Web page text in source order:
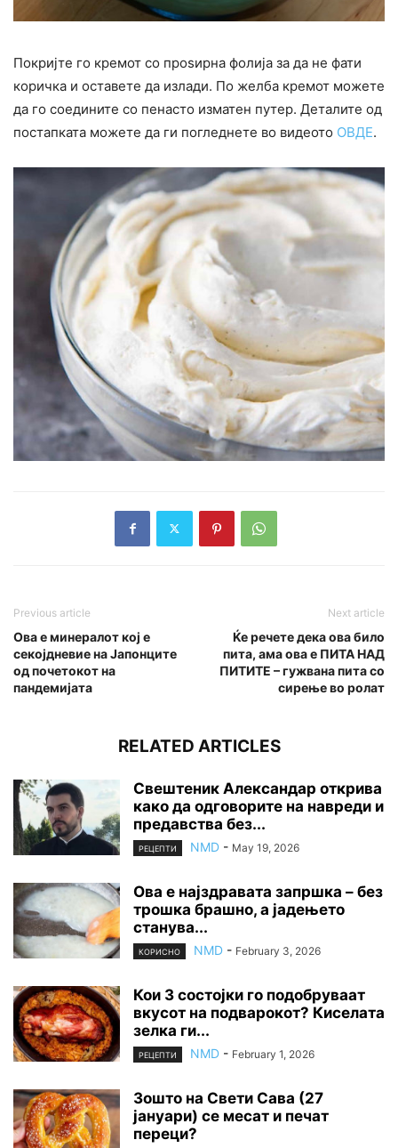
Покријте го кремот со проѕирна фолија за да не фати
коричка и оставете да излади. По желба кремот можете
да го соедините со пенасто изматен путер. Деталите од
постапката можете да ги погледнете во видеото ОВДЕ.
Previous article
Ова е минералот кој е
секојдневие на Јапонците
од почетокот на
пандемијата
Next article
Ќе речете дека ова било
пита, ама ова е ПИТА НАД
ПИТИТЕ – гужвана пита со
сирење во ролат
RELATED ARTICLES
Свештеник Александар открива
како да одговорите на навреди и
предавства без...
РЕЦЕПТИ NMD - May 19, 2026
Ова е најздравата запршка – без
трошка брашно, а јадењето
станува...
КОРИСНО NMD - February 3, 2026
Кои 3 состојки го подобруваат
вкусот на подварокот? Киселата
зелка ги...
РЕЦЕПТИ NMD - February 1, 2026
Зошто на Свети Сава (27
јануари) се месат и печат
переци?